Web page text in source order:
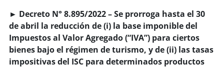
► Decreto N° 8.895/2022 – Se prorroga hasta el 30
de abril la reducción de (i) la base imponible del
Impuestos al Valor Agregado (“IVA”) para ciertos
bienes bajo el régimen de turismo, y de (ii) las tasas
impositivas del ISC para determinados productos